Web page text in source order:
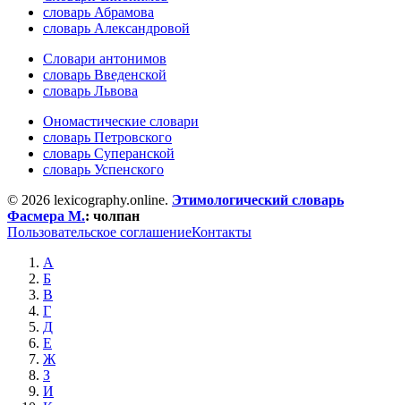
словарь Абрамова
словарь Александровой
Словари антонимов
словарь Введенской
словарь Львова
Ономастические словари
словарь Петровского
словарь Суперанской
словарь Успенского
© 2026 lexicography.online. Этимологический словарь
Фасмера М.: чолпан
Пользовательское соглашениеКонтакты
А
Б
В
Г
Д
Е
Ж
З
И